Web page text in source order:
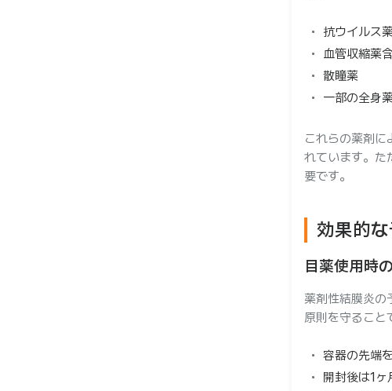
抗ウイルス
血管収縮薬
散瞳薬
一部の全身
これらの薬剤
れています。た
要です。
効果的
目薬使用時
薬剤性結膜炎の
原則を守ること
容器の先端
開封後は1ヶ